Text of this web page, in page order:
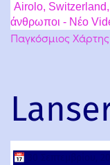
Airolo,
άνθρωποι - Νέο
Παγκόσμιος
📅